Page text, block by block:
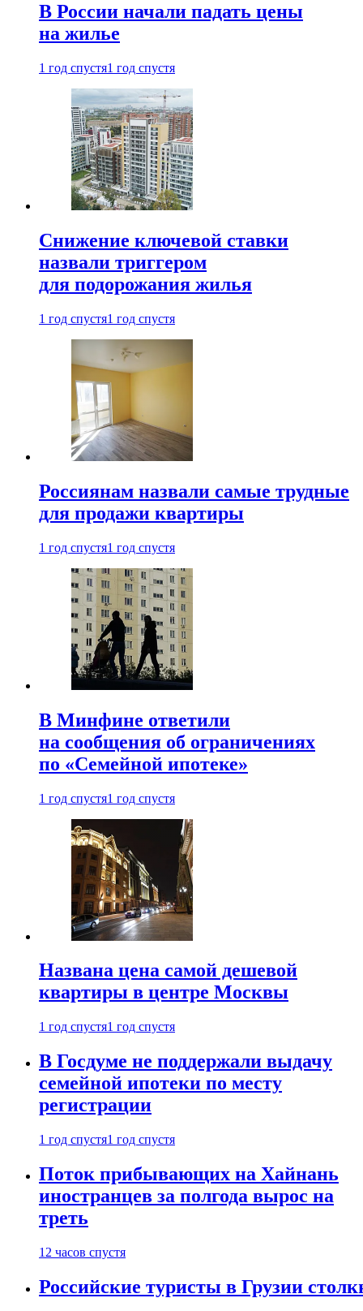
В России начали падать цены
на жилье
1 год спустя1 год спустя
Снижение ключевой ставки
назвали триггером
для подорожания жилья
1 год спустя1 год спустя
Россиянам назвали самые трудные
для продажи квартиры
1 год спустя1 год спустя
В Минфине ответили
на сообщения об ограничениях
по «Семейной ипотеке»
1 год спустя1 год спустя
Названа цена самой дешевой
квартиры в центре Москвы
1 год спустя1 год спустя
В Госдуме не поддержали выдачу
семейной ипотеки по месту
регистрации
1 год спустя1 год спустя
Поток прибывающих на Хайнань
иностранцев за полгода вырос на
треть
12 часов спустя
Российские туристы в Грузии